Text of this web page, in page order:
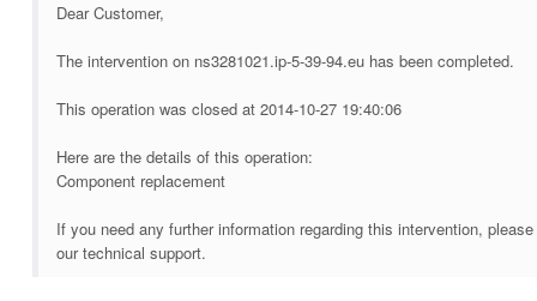
Dear Customer,
The intervention on ns3281021.ip-5-39-94.eu has been completed.
This operation was closed at 2014-10-27 19:40:06
Here are the details of this operation:
Component replacement
If you need any further information regarding this intervention,
our technical support.